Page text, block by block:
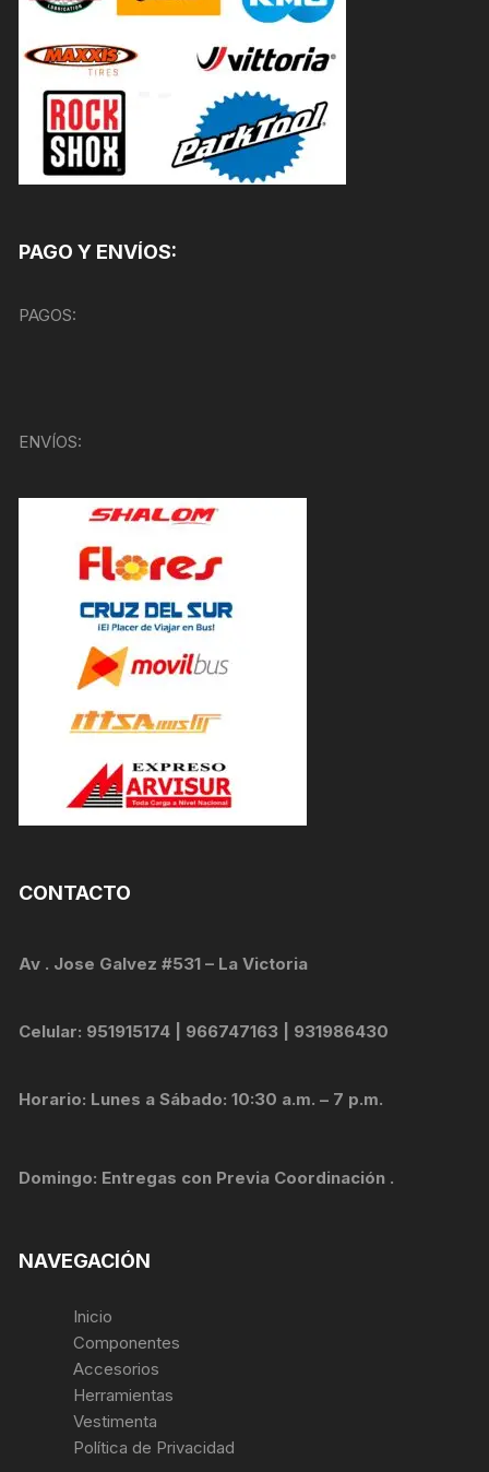
PAGO Y ENVÍOS:
PAGOS:
ENVÍOS:
CONTACTO
Av . Jose Galvez #531 – La Victoria
Celular: 951915174 | 966747163 | 931986430
Horario: Lunes a Sábado: 10:30 a.m. – 7 p.m.
Domingo: Entregas con Previa Coordinación .
NAVEGACIÓN
Inicio
Componentes
Accesorios
Herramientas
Vestimenta
Política de Privacidad